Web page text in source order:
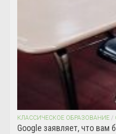
КЛАССИЧЕСКОЕ ОБРАЗОВАНИЕ /
Google заявляет, что